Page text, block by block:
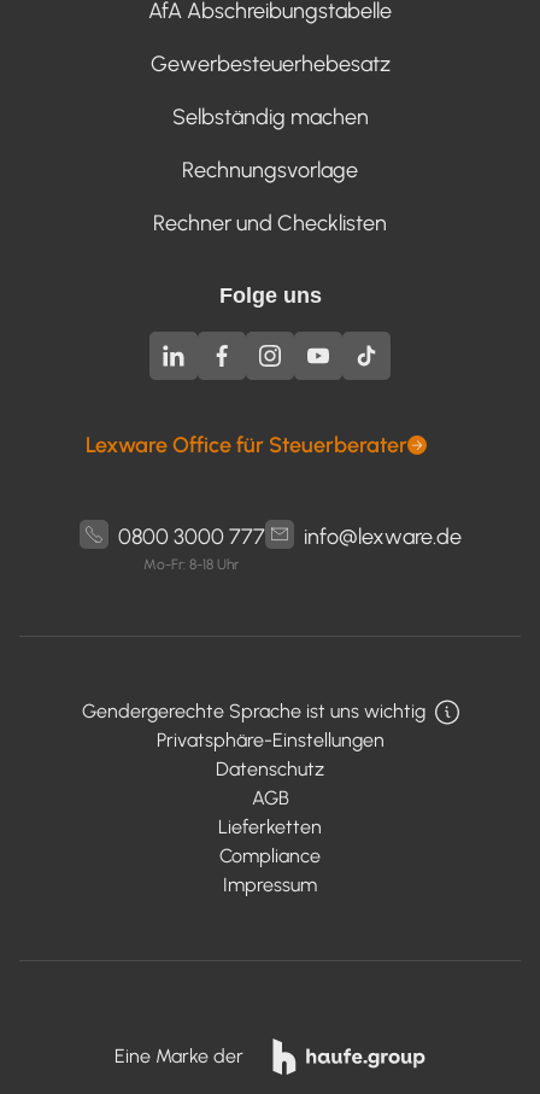
AfA Abschreibungstabelle
Gewerbesteuerhebesatz
Selbständig machen
Rechnungsvorlage
Rechner und Checklisten
Folge uns
Lexware Office für Steuerberater
0800 3000 777
Mo-Fr: 8-18 Uhr
info@lexware.de
Privatsphäre-Einstellungen
Datenschutz
AGB
Lieferketten
Compliance
Impressum
Gendergerechte Sprache ist uns wichtig
Eine Marke der